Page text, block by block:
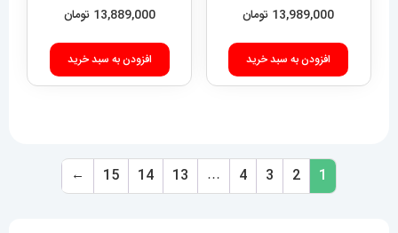
SEAMASTER 021539
13,989,000 تومان
افزودن به سبد خرید
SEAMASTER 021538
13,889,000 تومان
افزودن به سبد خرید
1
2
3
4
…
13
14
15
←